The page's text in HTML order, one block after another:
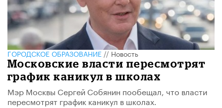
ГОРОДСКОЕ ОБРАЗОВАНИЕ//Новость
Московские власти пересмотрят
график каникул в школах
Мэр Москвы Сергей Собянин пообещал, что власти
пересмотрят график каникул в школах.